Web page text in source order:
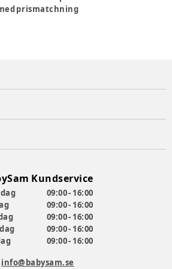
prismatchning
Kundservice
09:00 - 16:00
09:00 - 16:00
09:00 - 16:00
09:00 - 16:00
09:00 - 16:00
info@babysam.se